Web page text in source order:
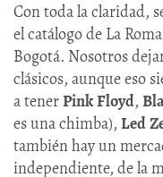
Con toda la claridad,
el catálogo de La
Bogotá. Nosotros
clásicos, aunque eso
a tenerPinkFloyd,
es una chimba), Led
también hay un
independiente, de la